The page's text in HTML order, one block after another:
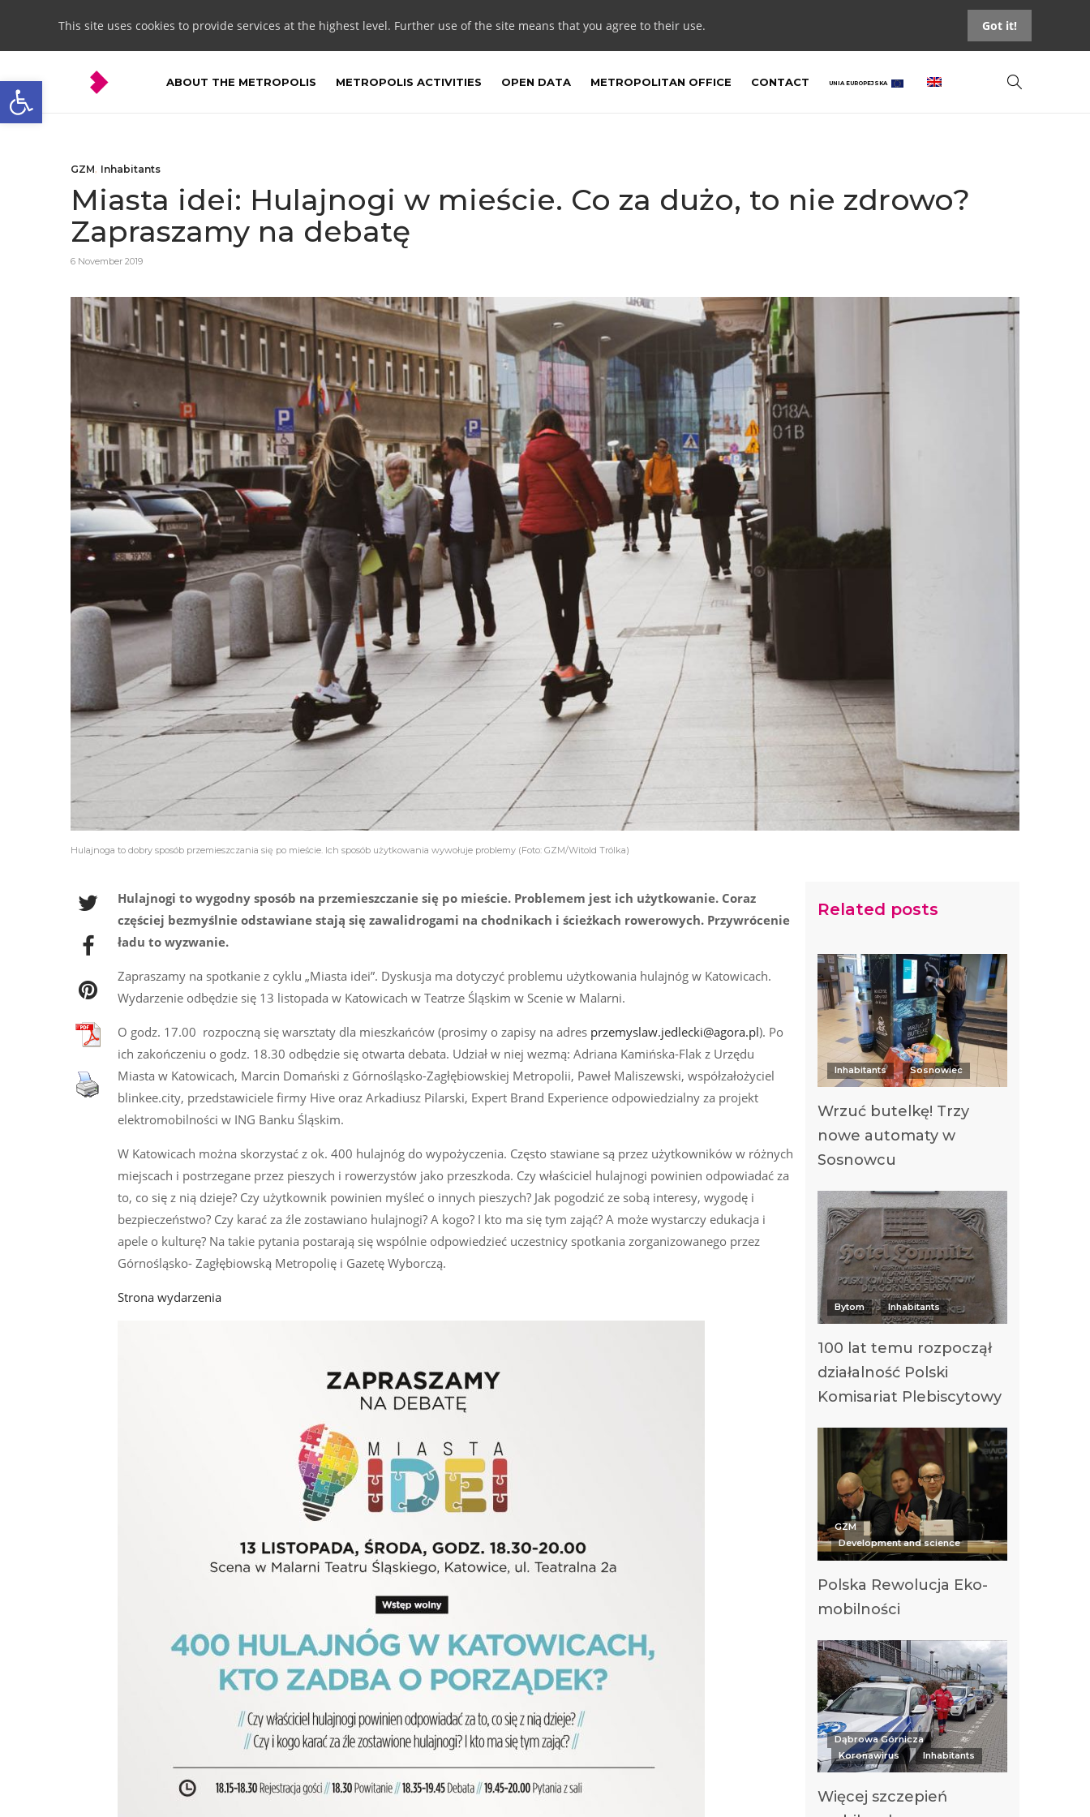
Open toolbar
This site uses cookies to provide services at the highest level. Further use of the site means that you agree to their use. Got it!
ABOUT THE METROPOLIS METROPOLIS ACTIVITIES OPEN DATA METROPOLITAN OFFICE CONTACT UNIA EUROPEJSKA
GZM, Inhabitants
Miasta idei: Hulajnogi w mieście. Co za dużo, to nie zdrowo?
Zapraszamy na debatę
6 November 2019
Hulajnoga to dobry sposób przemieszczania się po mieście. Ich sposób użytkowania wywołuje problemy (Foto: GZM/Witold Trólka)
Hulajnogi to wygodny sposób na przemieszczanie się po mieście. Problemem jest ich użytkowanie. Coraz
częściej bezmyślnie odstawiane stają się zawalidrogami na chodnikach i ścieżkach rowerowych. Przywrócenie
ładu to wyzwanie.
Zapraszamy na spotkanie z cyklu „Miasta idei”. Dyskusja ma dotyczyć problemu użytkowania hulajnóg w Katowicach.
Wydarzenie odbędzie się 13 listopada w Katowicach w Teatrze Śląskim w Scenie w Malarni.
O godz. 17.00 rozpoczną się warsztaty dla mieszkańców (prosimy o zapisy na adres przemyslaw.jedlecki@agora.pl). Po
ich zakończeniu o godz. 18.30 odbędzie się otwarta debata. Udział w niej wezmą: Adriana Kamińska-Flak z Urzędu
Miasta w Katowicach, Marcin Domański z Górnośląsko-Zagłębiowskiej Metropolii, Paweł Maliszewski, współzałożyciel
blinkee.city, przedstawiciele firmy Hive oraz Arkadiusz Pilarski, Expert Brand Experience odpowiedzialny za projekt
elektromobilności w ING Banku Śląskim.
W Katowicach można skorzystać z ok. 400 hulajnóg do wypożyczenia. Często stawiane są przez użytkowników w różnych
miejscach i postrzegane przez pieszych i rowerzystów jako przeszkoda. Czy właściciel hulajnogi powinien odpowiadać za
to, co się z nią dzieje? Czy użytkownik powinien myśleć o innych pieszych? Jak pogodzić ze sobą interesy, wygodę i
bezpieczeństwo? Czy karać za źle zostawiano hulajnogi? A kogo? I kto ma się tym zająć? A może wystarczy edukacja i
apele o kulturę? Na takie pytania postarają się wspólnie odpowiedzieć uczestnicy spotkania zorganizowanego przez
Górnośląsko- Zagłębiowską Metropolię i Gazetę Wyborczą.
Strona wydarzenia
Related posts
Inhabitants Sosnowiec
Wrzuć butelkę! Trzy
nowe automaty w
Sosnowcu
Bytom Inhabitants
100 lat temu rozpoczął
działalność Polski
Komisariat Plebiscytowy
GZM
Development and science
Polska Rewolucja Eko-
mobilności
Dąbrowa Górnicza
Koronawirus
Inhabitants
Więcej szczepień